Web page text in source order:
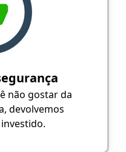
não gostar da
devolvemos